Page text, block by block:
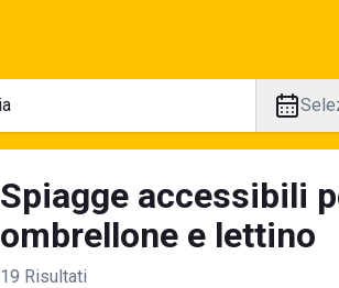
Spiagge accessibili
ombrellone e lettino
19 Risultati